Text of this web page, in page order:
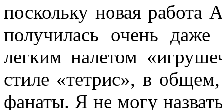
поскольку новая
получилась очень
легким налетом
стиле «тетрис», в
фанаты. Я не могу